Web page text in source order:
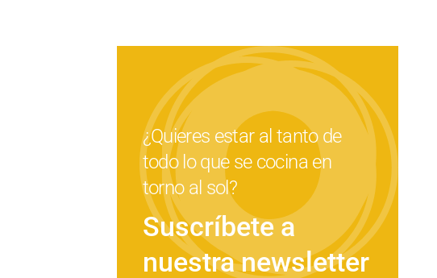
¿Quieres estar al tanto de
todo lo que se cocina en
torno al sol?
Suscríbete a
nuestra newsletter